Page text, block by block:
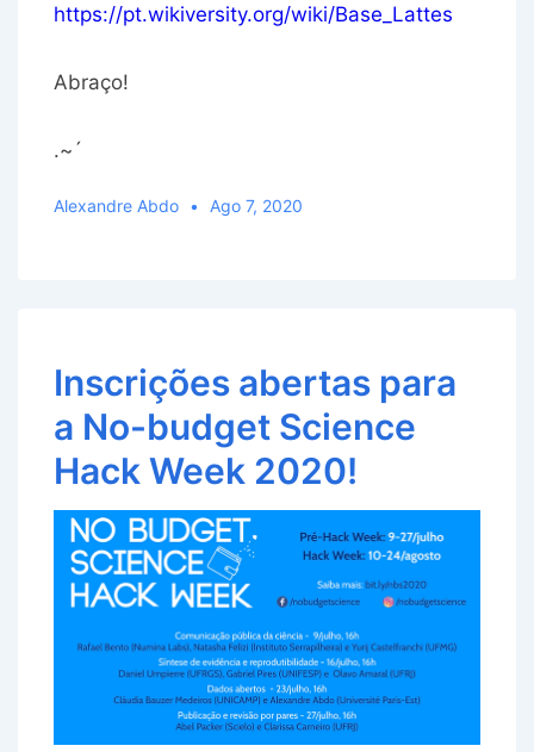
https://pt.wikiversity.org/wiki/Base_Lattes
Abraço!
.~´
Alexandre Abdo Ago 7, 2020
Inscrições abertas para
a No-budget Science
Hack Week 2020!